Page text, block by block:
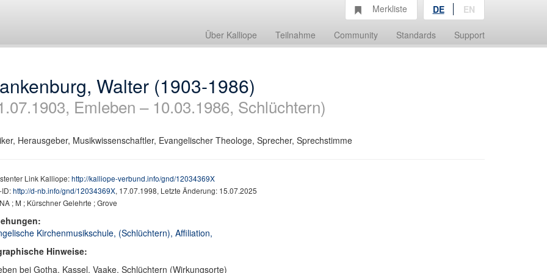
Über Kalliope Teilnahme Community Standards Support
Merkliste DE EN
Walter (1903-1986)
Emleben – 10.03.1986, Schlüchtern)
Herausgeber, Musikwissenschaftler, Evangelischer Theologe, Sprecher, Sprechstimme
Link Kalliope:http://kalliope-verbund.info/gnd/12034369X
http://d-nb.info/gnd/12034369X, 17.07.1998, Letzte Änderung: 15.07.2025
; M ; Kürschner Gelehrte ; Grove
Kirchenmusikschule, (Schlüchtern), Affiliation,
Hinweise:
bei Gotha, Kassel, Vaake, Schlüchtern (Wirkungsorte)